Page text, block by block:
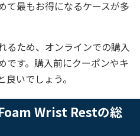
て最もお得になるケースが多
るため、オンラインでの購入
です。購入前にクーポンやキ
いでしょう。
Wrist Restの総